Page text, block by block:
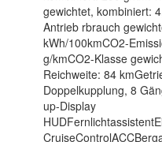
gewichtet, kombiniert:
Antrieb rbrauch
kWh/100kmCO2-
g/kmCO2-Klasse
Reichweite: 84
Doppelkupplung, 8
up-Display